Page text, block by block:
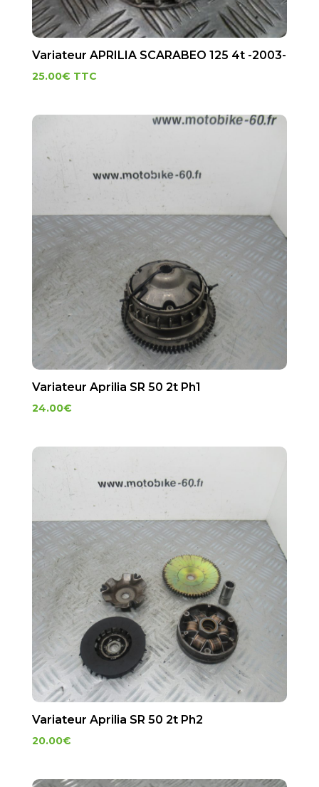
Variateur APRILIA SCARABEO 125 4t -2003-
25.00€ TTC
Variateur Aprilia SR 50 2t Ph1
24.00€
Variateur Aprilia SR 50 2t Ph2
20.00€